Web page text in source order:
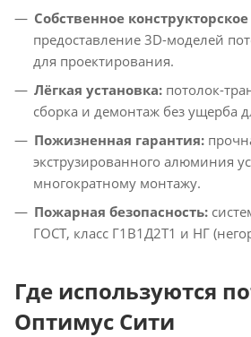
Собственное
предоставление 3D-моделей
для проектирования.
Лёгкая установка: потолок-
сборка и демонтаж без ущерба
Пожизненная гарантия:
экструзированного алюминия
многократному монтажу.
Пожарная безопасность:
ГОСТ, класс Г1В1Д2Т1 и НГ
Где используются
Оптимус Сити